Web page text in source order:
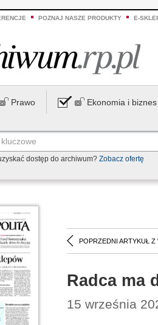
POZNAJ NASZE PRODUKTY E-
Prawo Ekonomia i biznes
dostęp do archiwum? Zobacz ofertę
POPRZEDNI ARTYKUŁ Z
Radca ma
15 września